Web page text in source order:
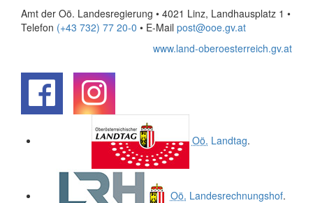
Amt der Oö. Landesregierung • 4021 Linz, Landhausplatz 1 •
Telefon (+43 732) 77 20-0 • E-Mail post@ooe.gv.at
www.land-oberoesterreich.gv.at
Oö. Landtag.
Oö. Landesrechnungshof.